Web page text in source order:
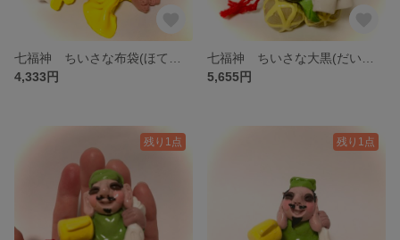
4,333円
5,655円
残り1点 残り1点